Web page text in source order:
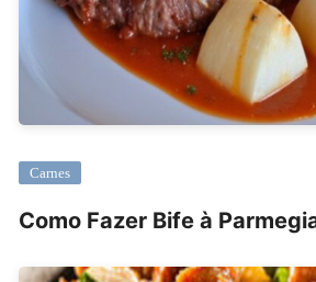
Carnes
Como Fazer Bife à